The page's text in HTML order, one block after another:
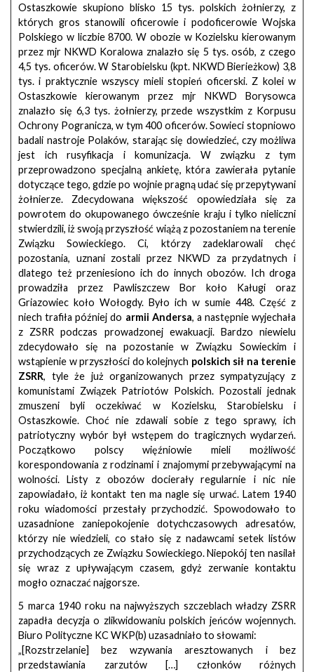
Ostaszkowie skupiono blisko 15 tys. polskich żołnierzy, z
których gros stanowili oficerowie i podoficerowie Wojska
Polskiego w liczbie 8700. W obozie w Kozielsku kierowanym
przez mjr NKWD Koralowa znalazło się 5 tys. osób, z czego
4,5 tys. oficerów. W Starobielsku (kpt. NKWD Bierieżkow) 3,8
tys. i praktycznie wszyscy mieli stopień oficerski. Z kolei w
Ostaszkowie kierowanym przez mjr NKWD Borysowca
znalazło się 6,3 tys. żołnierzy, przede wszystkim z Korpusu
Ochrony Pogranicza, w tym 400 oficerów. Sowieci stopniowo
badali nastroje Polaków, starając się dowiedzieć, czy możliwa
jest ich rusyfikacja i komunizacja. W związku z tym
przeprowadzono specjalną ankietę, która zawierała pytanie
dotyczące tego, gdzie po wojnie pragną udać się przepytywani
żołnierze. Zdecydowana większość opowiedziała się za
powrotem do okupowanego ówcześnie kraju i tylko nieliczni
stwierdzili, iż swoją przyszłość wiążą z pozostaniem na terenie
Związku Sowieckiego. Ci, którzy zadeklarowali chęć
pozostania, uznani zostali przez NKWD za przydatnych i
dlatego też przeniesiono ich do innych obozów. Ich droga
prowadziła przez Pawliszczew Bor koło Kaługi oraz
Griazowiec koło Wołogdy. Było ich w sumie 448. Część z
niech trafiła później do armii Andersa, a następnie wyjechała
z ZSRR podczas prowadzonej ewakuacji. Bardzo niewielu
zdecydowało się na pozostanie w Związku Sowieckim i
wstąpienie w przyszłości do kolejnych polskich sił na terenie
ZSRR, tyle że już organizowanych przez sympatyzujący z
komunistami Związek Patriotów Polskich. Pozostali jednak
zmuszeni byli oczekiwać w Kozielsku, Starobielsku i
Ostaszkowie. Choć nie zdawali sobie z tego sprawy, ich
patriotyczny wybór był wstępem do tragicznych wydarzeń.
Początkowo polscy więźniowie mieli możliwość
korespondowania z rodzinami i znajomymi przebywającymi na
wolności. Listy z obozów docierały regularnie i nic nie
zapowiadało, iż kontakt ten ma nagle się urwać. Latem 1940
roku wiadomości przestały przychodzić. Spowodowało to
uzasadnione zaniepokojenie dotychczasowych adresatów,
którzy nie wiedzieli, co stało się z nadawcami setek listów
przychodzących ze Związku Sowieckiego. Niepokój ten nasilał
się wraz z upływającym czasem, gdyż zerwanie kontaktu
mogło oznaczać najgorsze.
5 marca 1940 roku na najwyższych szczeblach władzy ZSRR
zapadła decyzja o zlikwidowaniu polskich jeńców wojennych.
Biuro Polityczne KC WKP(b) uzasadniało to słowami:
„[Rozstrzelanie] bez wzywania aresztowanych i bez
przedstawiania zarzutów […] członków różnych